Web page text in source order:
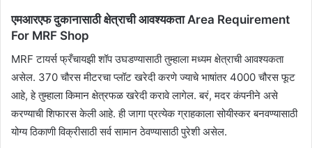
एमआरएफ दुकानासाठी क्षेत्राची आवश्यकता Area Requirement
For MRF Shop
MRF टायर्स फ्रँचायझी शॉप उघडण्यासाठी तुम्हाला मध्यम क्षेत्राची आवश्यकता
असेल. 370 चौरस मीटरचा प्लॉट खरेदी करणे ज्याचे भाषांतर 4000 चौरस फूट
आहे, हे तुम्हाला किमान क्षेत्रफळ खरेदी करावे लागेल. बरं, मदर कंपनीने असे
करण्याची शिफारस केली आहे. ही जागा प्रत्येक ग्राहकाला सोयीस्कर बनवण्यासाठी
योग्य ठिकाणी विक्रीसाठी सर्व सामान ठेवण्यासाठी पुरेशी असेल.